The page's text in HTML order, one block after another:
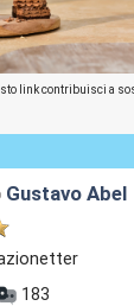
link contribuisci a
Gustavo Abel
183